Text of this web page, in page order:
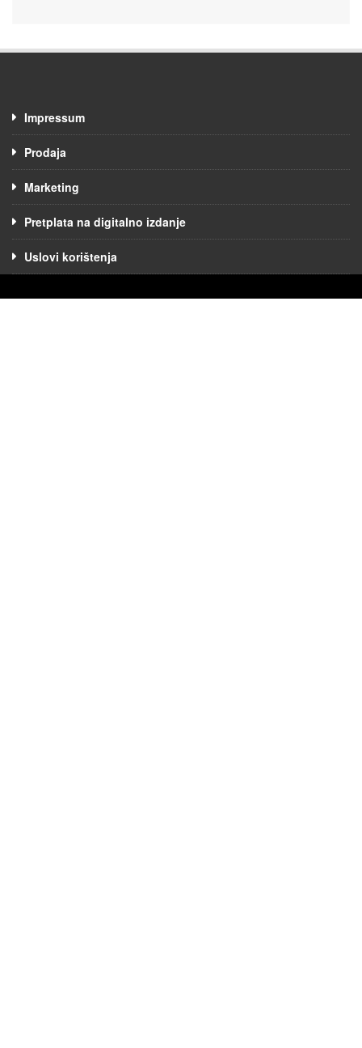
Impressum
Prodaja
Marketing
Pretplata na digitalno izdanje
Uslovi korištenja